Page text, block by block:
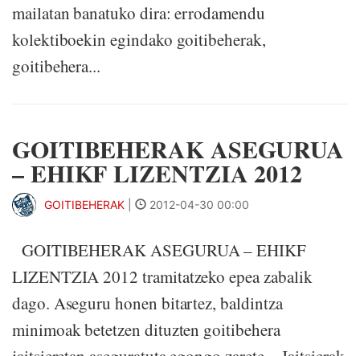
mailatan banatuko dira: errodamendu
kolektiboekin egindako goitibeherak,
goitibehera...
GOITIBEHERAK ASEGURUA
– EHIKF LIZENTZIA 2012
GOITIBEHERAK 2012-04-30 00:00
GOITIBEHERAK ASEGURUA – EHIKF
LIZENTZIA 2012 tramitatzeko epea zabalik
dago. Aseguru honen bitartez, baldintza
minimoak betetzen dituzten goitibehera